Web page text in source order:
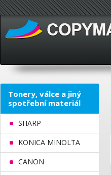
Tonery, válce a jiný
spotřební materiál
SHARP
KONICA MINOLTA
CANON